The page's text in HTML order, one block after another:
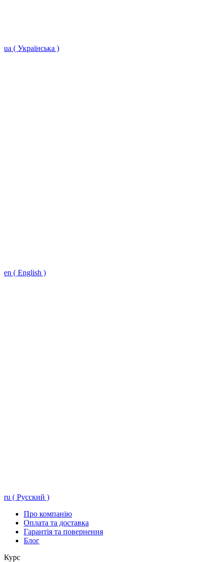
ua ( Українська )
en ( English )
ru ( Русский )
Про компанію
Оплата та доставка
Гарантія та повернення
Блог
Курс